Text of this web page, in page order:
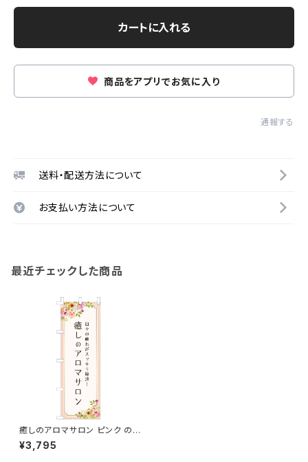
カートに入れる
商品をアプリでお気に入り
通報する
送料・配送方法について
お支払い方法について
最近チェックした商品
癒しのアロマサロン ピンク のぼ
り旗
¥3,795